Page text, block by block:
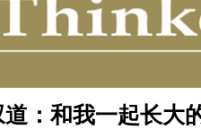
：和我一起长大